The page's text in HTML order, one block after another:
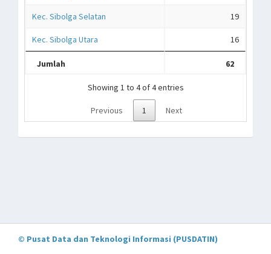
Kec. Sibolga Selatan 19
Kec. Sibolga Utara 16
Jumlah 62
Showing 1 to 4 of 4 entries
Previous 1 Next
© Pusat Data dan Teknologi Informasi (PUSDATIN)